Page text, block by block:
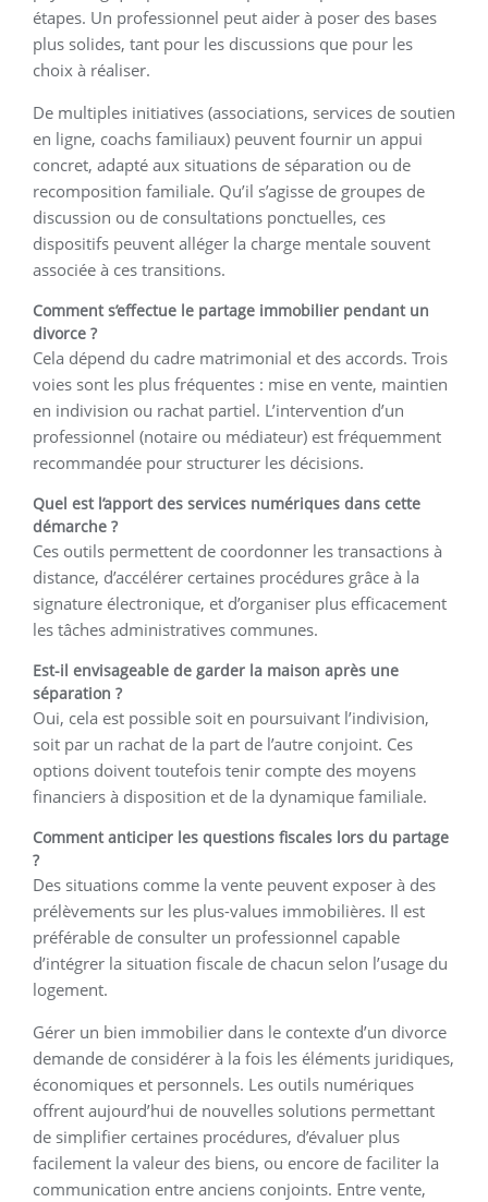
étapes. Un professionnel peut aider à poser des bases
plus solides, tant pour les discussions que pour les
choix à réaliser.
De multiples initiatives (associations, services de soutien
en ligne, coachs familiaux) peuvent fournir un appui
concret, adapté aux situations de séparation ou de
recomposition familiale. Qu’il s’agisse de groupes de
discussion ou de consultations ponctuelles, ces
dispositifs peuvent alléger la charge mentale souvent
associée à ces transitions.
Comment s’effectue le partage immobilier pendant un
divorce ?
Cela dépend du cadre matrimonial et des accords. Trois
voies sont les plus fréquentes : mise en vente, maintien
en indivision ou rachat partiel. L’intervention d’un
professionnel (notaire ou médiateur) est fréquemment
recommandée pour structurer les décisions.
Quel est l’apport des services numériques dans cette
démarche ?
Ces outils permettent de coordonner les transactions à
distance, d’accélérer certaines procédures grâce à la
signature électronique, et d’organiser plus efficacement
les tâches administratives communes.
Est-il envisageable de garder la maison après une
séparation ?
Oui, cela est possible soit en poursuivant l’indivision,
soit par un rachat de la part de l’autre conjoint. Ces
options doivent toutefois tenir compte des moyens
financiers à disposition et de la dynamique familiale.
Comment anticiper les questions fiscales lors du partage
?
Des situations comme la vente peuvent exposer à des
prélèvements sur les plus-values immobilières. Il est
préférable de consulter un professionnel capable
d’intégrer la situation fiscale de chacun selon l’usage du
logement.
Gérer un bien immobilier dans le contexte d’un divorce
demande de considérer à la fois les éléments juridiques,
économiques et personnels. Les outils numériques
offrent aujourd’hui de nouvelles solutions permettant
de simplifier certaines procédures, d’évaluer plus
facilement la valeur des biens, ou encore de faciliter la
communication entre anciens conjoints. Entre vente,